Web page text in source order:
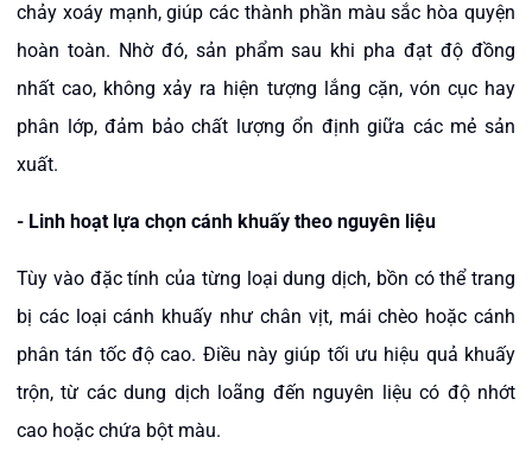
chảy xoáy mạnh, giúp các thành phần màu sắc hòa quyện
hoàn toàn. Nhờ đó, sản phẩm sau khi pha đạt độ đồng
nhất cao, không xảy ra hiện tượng lắng cặn, vón cục hay
phân lớp, đảm bảo chất lượng ổn định giữa các mẻ sản
xuất.
- Linh hoạt lựa chọn cánh khuấy theo nguyên liệu
Tùy vào đặc tính của từng loại dung dịch, bồn có thể trang
bị các loại cánh khuấy như chân vịt, mái chèo hoặc cánh
phân tán tốc độ cao. Điều này giúp tối ưu hiệu quả khuấy
trộn, từ các dung dịch loãng đến nguyên liệu có độ nhớt
cao hoặc chứa bột màu.